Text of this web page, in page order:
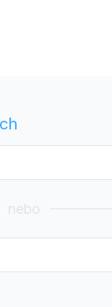
nebo